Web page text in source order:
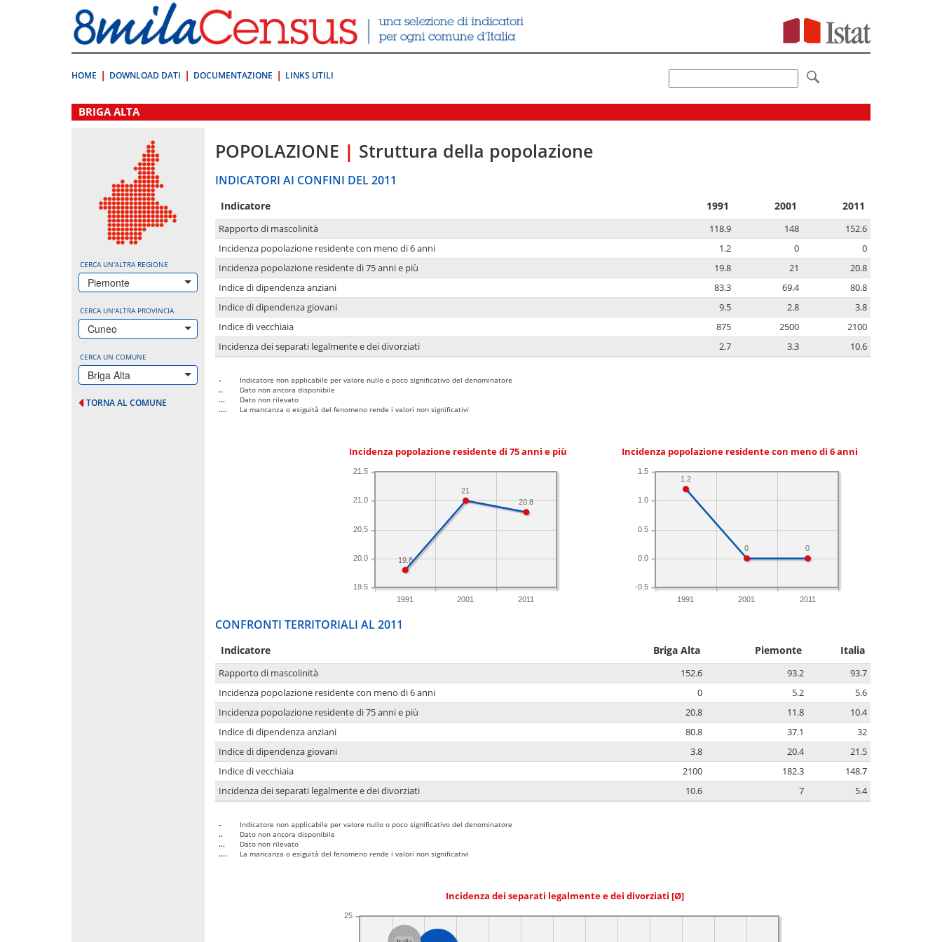
direttamente
a:
Contenuto
HOME DOWNLOAD DATI DOCUMENTAZIONE LINKS UTILI
.
BRIGA ALTA
CERCA UN'ALTRA REGIONE
Piemonte
CERCA UN'ALTRA PROVINCIA
Cuneo
CERCA UN COMUNE
Briga Alta
TORNA AL COMUNE
POPOLAZIONE | Struttura della popolazione
INDICATORI AI CONFINI DEL 2011
Indicatore 1991 2001 2011
Rapporto di mascolinità 118.9 148
152.6
Incidenza popolazione residente con meno di 6 anni
1.2 0
0
Incidenza popolazione residente di 75 anni e più
19.8 21
20.8
Indice di dipendenza anziani
83.3 69.4
80.8
Indice di dipendenza giovani
9.5 2.8
3.8
Indice di vecchiaia
875 2500
2100
Incidenza dei separati legalmente e dei divorziati
2.7 3.3 10.6
-
Indicatore non applicabile per valore nullo o poco significativo del denominatore
..
Dato non ancora disponibile
...
Dato non rilevato
....
La mancanza o esiguità del fenomeno rende i valori non significativi
Incidenza popolazione residente di 75 anni e più
1991 2001 2011
19.5
20.0
20.5
21.0
21.5
20.8
21
19.8
Incidenza popolazione residente con meno di 6 anni
1991 2001 2011
-0.5
0.0
0.5
1.0
1.5
0
0
1.2
CONFRONTI TERRITORIALI AL 2011
Indicatore Briga Alta Piemonte Italia
Rapporto di mascolinità 152.6 93.2
93.7
Incidenza popolazione residente con meno di 6 anni
0 5.2
5.6
Incidenza popolazione residente di 75 anni e più
20.8 11.8
10.4
Indice di dipendenza anziani
80.8 37.1
32
Indice di dipendenza giovani
3.8 20.4
21.5
Indice di vecchiaia
2100 182.3
148.7
Incidenza dei separati legalmente e dei divorziati
10.6 7 5.4
-
Indicatore non applicabile per valore nullo o poco significativo del denominatore
..
Dato non ancora disponibile
...
Dato non rilevato
....
La mancanza o esiguità del fenomeno rende i valori non significativi
Incidenza dei separati legalmente e dei divorziati [Ø]
25